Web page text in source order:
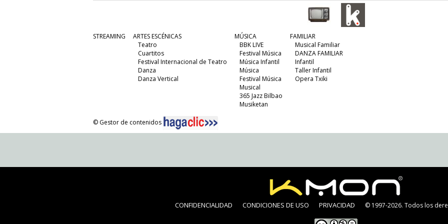
STREAMING
ARTES ESCÉNICAS
Teatro
Cuartitos
Festival Internacional de Teatro
Danza
Danza Vertical
MÚSICA
BBK LIVE
Festival Música
Música Infantil
Música
Festival Música
Musical
365 Jazz Bilbao
Musiketan
FAMILIAR
Musical Familiar
DANZA FAMILIAR
Infantil
Taller Infantil
Opera Txiki
© Gestor de contenidos
CONFIDENCIALIDAD CONDICIONES DE USO PRIVACIDAD © 1997-2026. Todos los